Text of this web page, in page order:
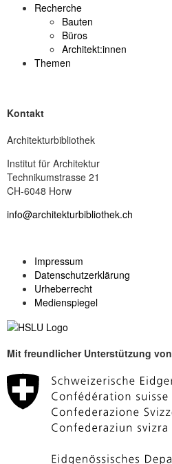
Recherche
Bauten
Büros
Architekt:innen
Themen
Kontakt
Architekturbibliothek
Institut für Architektur
Technikumstrasse 21
CH-6048 Horw
info@architekturbibliothek.ch
Impressum
Datenschutzerklärung
Urheberrecht
Medienspiegel
Mit freundlicher Unterstützung von